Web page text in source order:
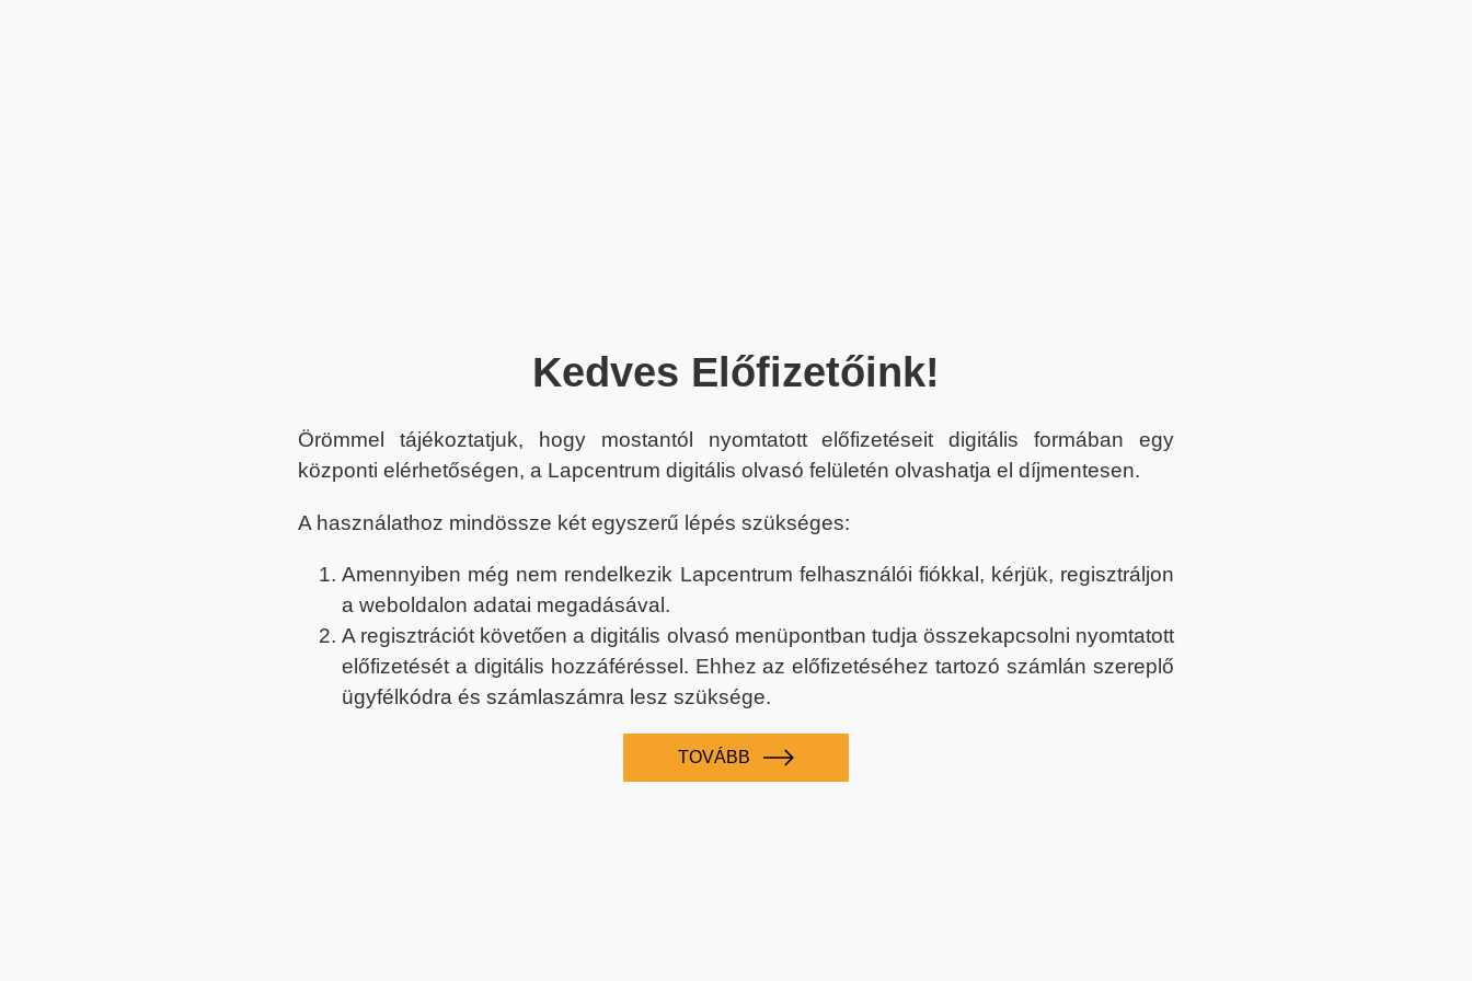
Kedves Előfizetőink!
Örömmel tájékoztatjuk, hogy mostantól nyomtatott előfizetéseit digitális formában egy
központi elérhetőségen, a Lapcentrum digitális olvasó felületén olvashatja el díjmentesen.
A használathoz mindössze két egyszerű lépés szükséges:
Amennyiben még nem rendelkezik Lapcentrum felhasználói fiókkal, kérjük, regisztráljon
a weboldalon adatai megadásával.
A regisztrációt követően a digitális olvasó menüpontban tudja összekapcsolni nyomtatott
előfizetését a digitális hozzáféréssel. Ehhez az előfizetéséhez tartozó számlán szereplő
ügyfélkódra és számlaszámra lesz szüksége.
TOVÁBB